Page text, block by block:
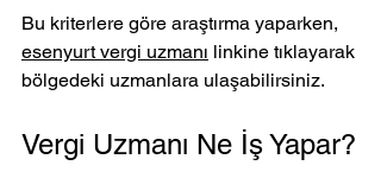
Bu kriterlere göre araştırma yaparken,
esenyurt vergi uzmanı linkine tıklayarak
bölgedeki uzmanlara ulaşabilirsiniz.
Vergi Uzmanı Ne İş Yapar?